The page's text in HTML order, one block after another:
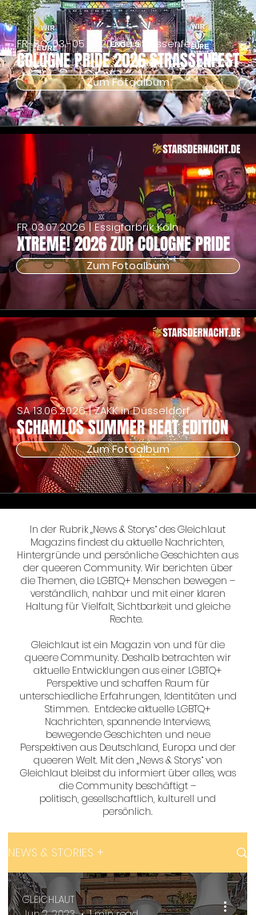
COLOGNE PRIDE 2026 STRASSENFEST
FR-SO03.-05.07.2026| Strassenfest
Zum Fotoalbum
XTREME! 2026 ZUR COLOGNE PRIDE
FR03.07.2026| Essigfarbrik Köln
Zum Fotoalbum
SCHAMLOS SUMMER HEAT EDITION
SA13.06.2026| ZAKK in Düsseldorf
Zum Fotoalbum
In der Rubrik „News & Storys“ des Gleichlaut
Magazins findest du aktuelle Nachrichten,
Hintergründe und persönliche Geschichten aus
der queeren Community. Wir berichten über
die Themen, die LGBTQ+ Menschen bewegen –
verständlich, nahbar und mit einer klaren
Haltung für Vielfalt, Sichtbarkeit und gleiche
Rechte.
Gleichlaut ist ein Magazin von und für die
queere Community. Deshalb betrachten wir
aktuelle Entwicklungen aus einer LGBTQ+
Perspektive und schaffen Raum für
unterschiedliche Erfahrungen, Identitäten und
Stimmen. Entdecke aktuelle LGBTQ+
Nachrichten, spannende Interviews,
bewegende Geschichten und neue
Perspektiven aus Deutschland, Europa und der
queeren Welt. Mit den „News & Storys“ von
Gleichlaut bleibst du informiert über alles, was
die Community beschäftigt –
politisch, gesellschaftlich, kulturell und
persönlich.
NEWS & STORIES +
GLEICHLAUT